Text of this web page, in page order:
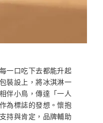
一口吃下去都能升起
裝設上，將冰淇淋一
伴小鳥，傳達「一人
為標誌的發想。懷抱
持與肯定，品牌輔助